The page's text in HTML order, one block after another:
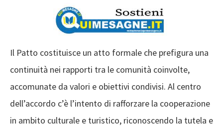
Il Patto costituisce un atto formale che prefigura una
continuità nei rapporti tra le comunità coinvolte,
accomunate da valori e obiettivi condivisi. Al centro
dell’accordo c’è l’intento di rafforzare la cooperazione
in ambito culturale e turistico, riconoscendo la tutela e